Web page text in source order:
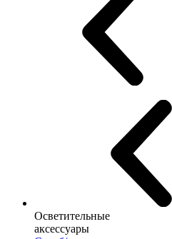
Осветительные
аксессуары